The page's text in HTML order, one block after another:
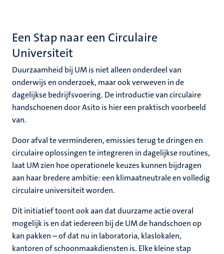
Een Stap naar een Circulaire
Universiteit
Duurzaamheid bij UM is niet alleen onderdeel van
onderwijs en onderzoek, maar ook verweven in de
dagelijkse bedrijfsvoering. De introductie van circulaire
handschoenen door Asito is hier een praktisch voorbeeld
van.
Door afval te verminderen, emissies terug te dringen en
circulaire oplossingen te integreren in dagelijkse routines,
laat UM zien hoe operationele keuzes kunnen bijdragen
aan haar bredere ambitie: een klimaatneutrale en volledig
circulaire universiteit worden.
Dit initiatief toont ook aan dat duurzame actie overal
mogelijk is en dat iedereen bij de UM de handschoen op
kan pakken – of dat nu in laboratoria, klaslokalen,
kantoren of schoonmaakdiensten is. Elke kleine stap